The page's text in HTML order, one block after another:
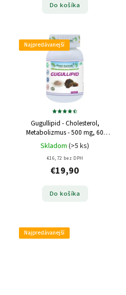
Do košíka
Najpredávanejší
Gugullipid - Cholesterol,
Metabolizmus - 500 mg, 60
kapsúl
Skladom (>5 ks)
€16,72 bez DPH
€19,90
Do košíka
Najpredávanejší